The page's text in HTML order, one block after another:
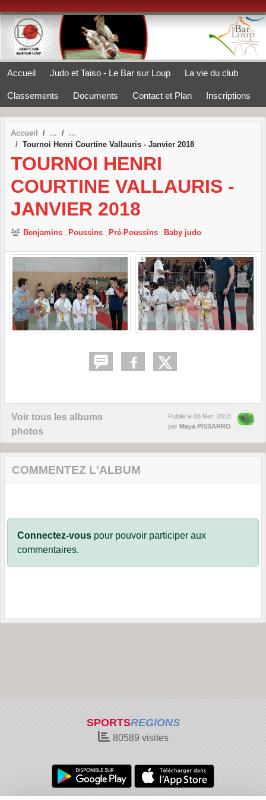
Accueil Judo et Taiso - Le Bar sur Loup La vie du club
Classements Documents Contact et Plan Inscriptions
Accueil
Tournoi Henri Courtine Vallauris - Janvier 2018
TOURNOI HENRI
COURTINE VALLAURIS -
JANVIER 2018
Benjamins Poussins Pré-Poussins Baby judo
Voir tous les albums
photos
Publié le 06 févr. 2018
par Maya PISSARRO
COMMENTEZ L'ALBUM
Connectez-vous pour pouvoir participer aux
commentaires.
SPORTSREGIONS
80589 visites